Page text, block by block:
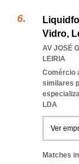
Vidro,
AV JOSÉ
LEIRIA
Comércio
similares
LDA
Ver
Matches